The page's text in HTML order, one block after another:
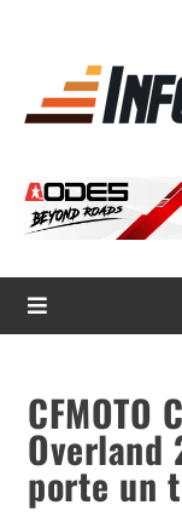
CFMOTO
Overland
porte un